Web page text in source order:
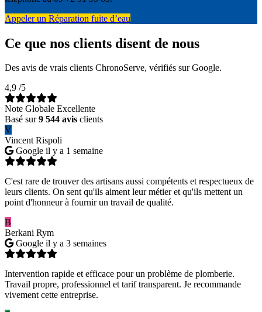
Appeler un Réparation fuite d’eau
Ce que nos clients disent de nous
Des avis de vrais clients ChronoServe, vérifiés sur Google.
4,9 /5
Note Globale Excellente
Basé sur9 544 avis clients
V
Vincent Rispoli
Google il y a 1 semaine
C'est rare de trouver des artisans aussi compétents et respectueux de
leurs clients. On sent qu'ils aiment leur métier et qu'ils mettent un
point d'honneur à fournir un travail de qualité.
B
Berkani Rym
Google il y a 3 semaines
Intervention rapide et efficace pour un problème de plomberie.
Travail propre, professionnel et tarif transparent. Je recommande
vivement cette entreprise.